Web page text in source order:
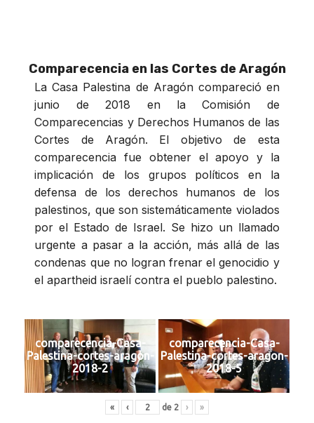
Comparecencia en las Cortes de Aragón
La Casa Palestina de Aragón compareció en
junio de 2018 en la Comisión de
Comparecencias y Derechos Humanos de las
Cortes de Aragón. El objetivo de esta
comparecencia fue obtener el apoyo y la
implicación de los grupos políticos en la
defensa de los derechos humanos de los
palestinos, que son sistemáticamente violados
por el Estado de Israel. Se hizo un llamado
urgente a pasar a la acción, más allá de las
condenas que no logran frenar el genocidio y
el apartheid israelí contra el pueblo palestino.
comparecencia-Casa-
Palestina-cortes-aragon-
2018-2
comparecencia-Casa-
Palestina-cortes-aragon-
2018-5
« ‹ de 2 › »